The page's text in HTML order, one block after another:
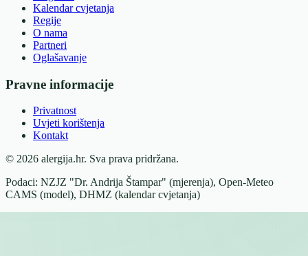
Kalendar cvjetanja
Regije
O nama
Partneri
Oglašavanje
Pravne informacije
Privatnost
Uvjeti korištenja
Kontakt
© 2026 alergija.hr. Sva prava pridržana.
Podaci: NZJZ "Dr. Andrija Štampar" (mjerenja), Open-Meteo
CAMS (model), DHMZ (kalendar cvjetanja)